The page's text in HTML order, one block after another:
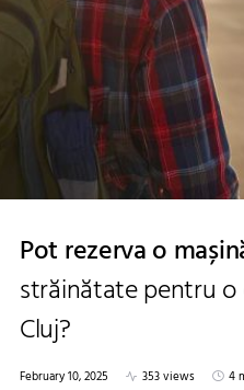
Pot rezerva o
străinătate pentru o
Cluj?
February 10, 2025 353 views 4